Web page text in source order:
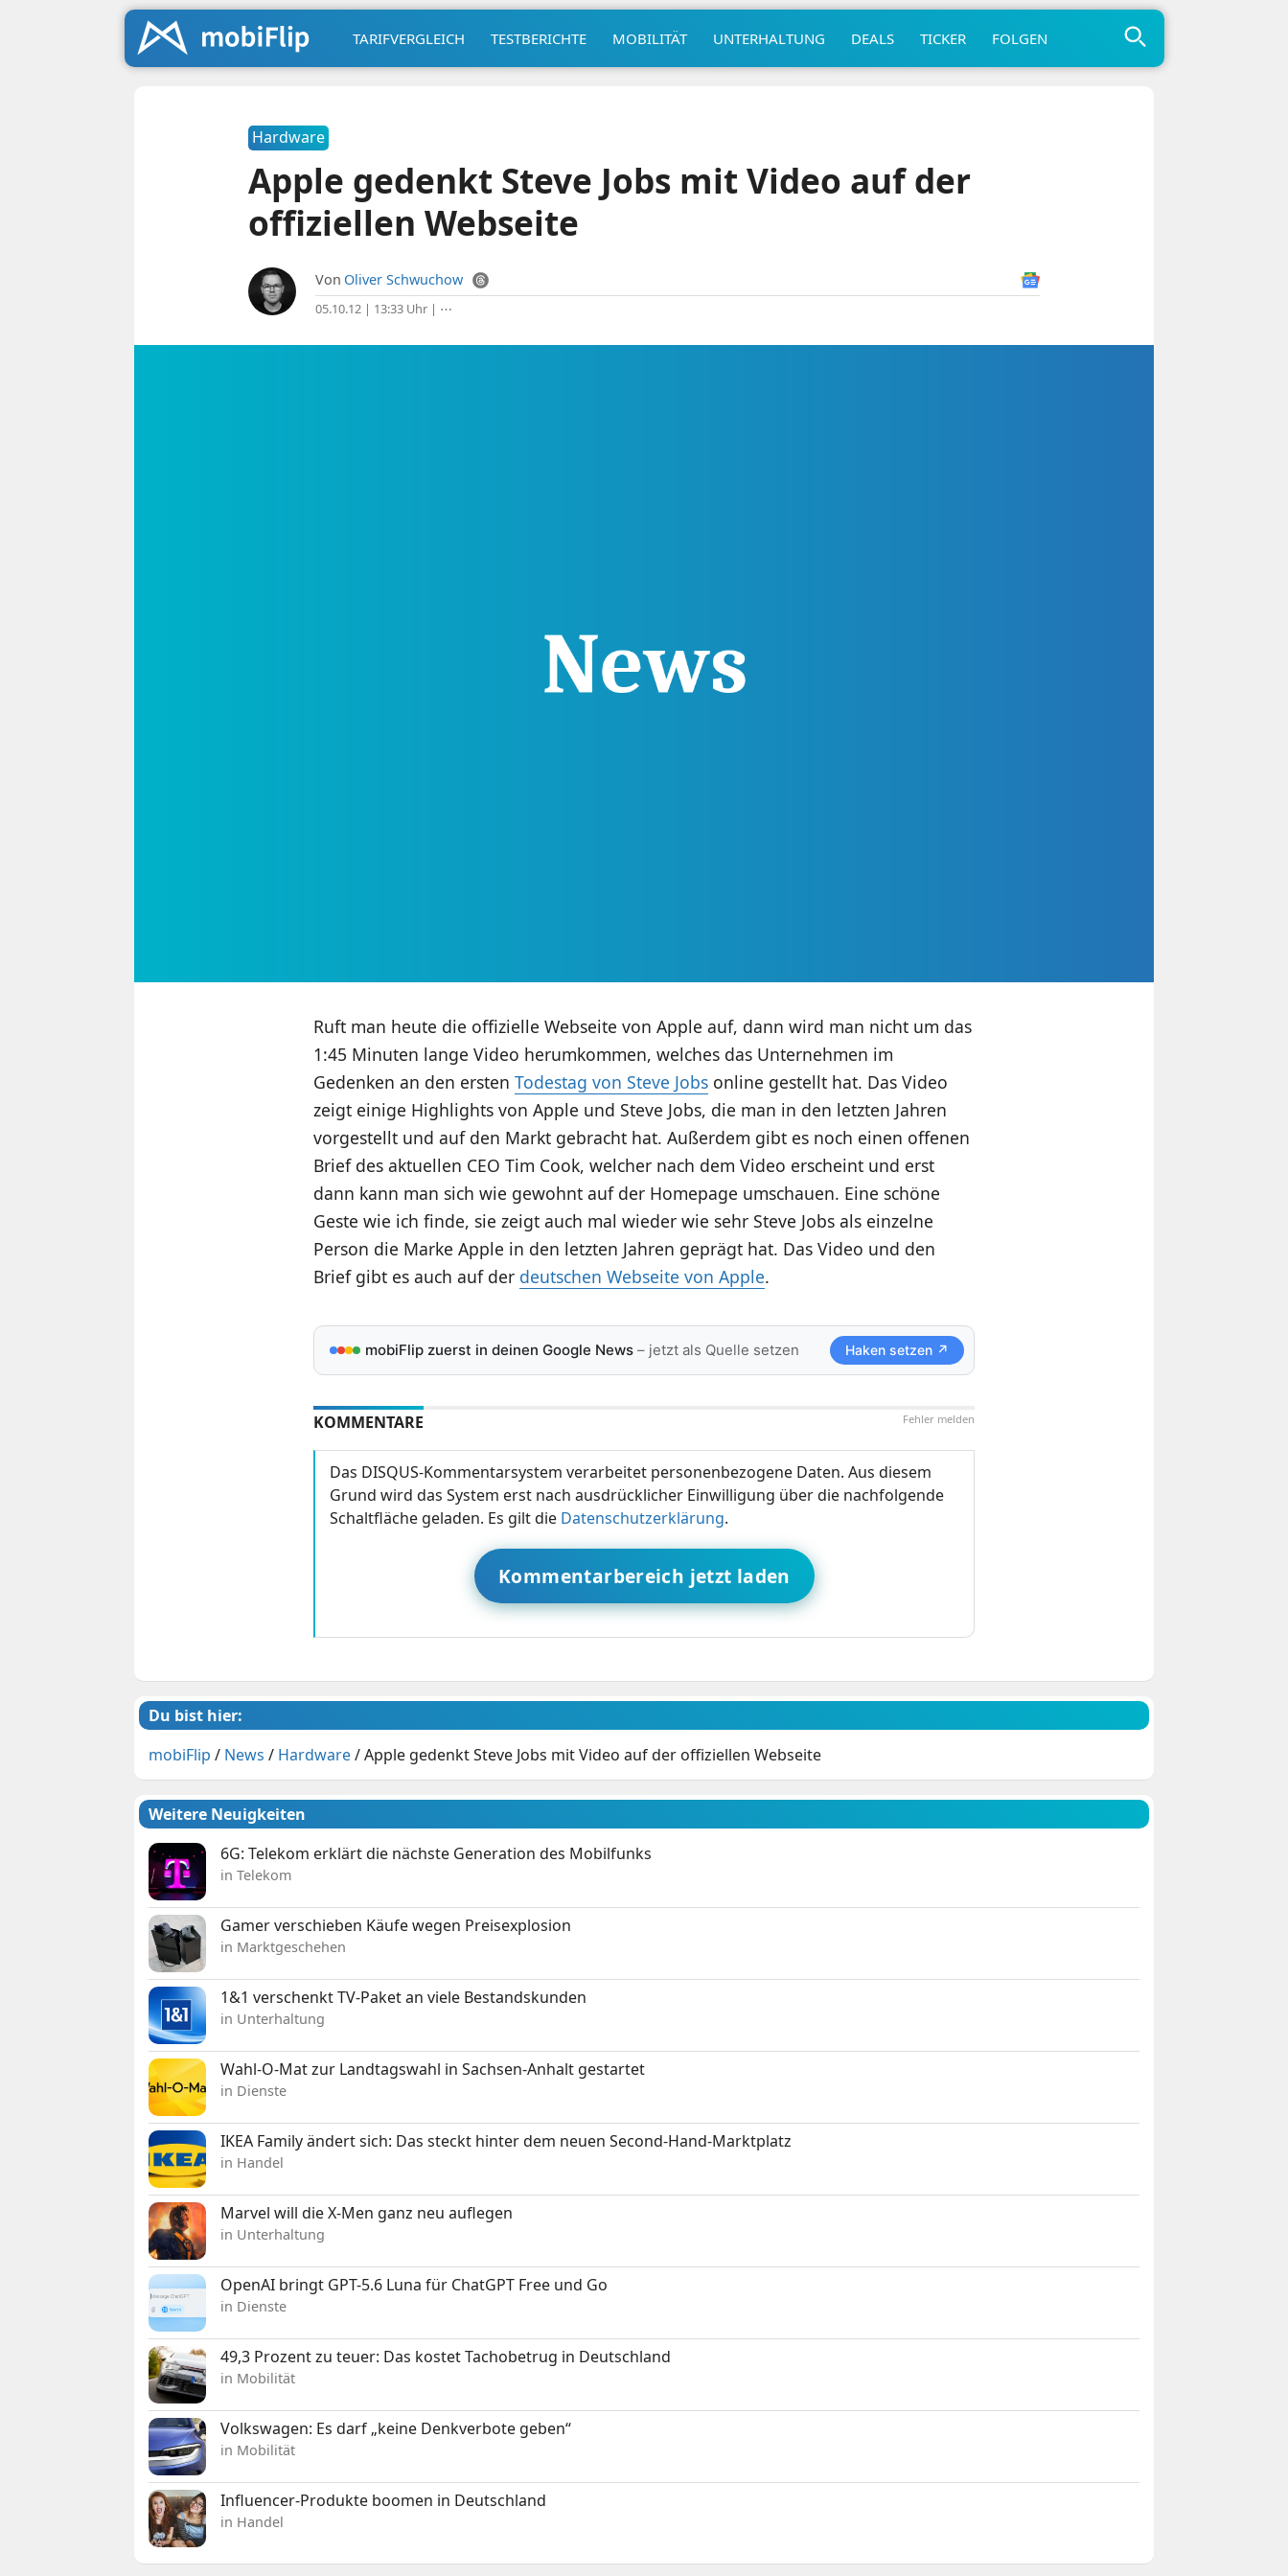
TARIFVERGLEICH TESTBERICHTE MOBILITÄT UNTERHALTUNG DEALS TICKER FOLGEN
Hardware
Apple gedenkt Steve Jobs mit Video auf der
offiziellen Webseite
Von Oliver Schwuchow
05.10.12 | 13:33 Uhr| ⋯
Ruft man heute die offizielle Webseite von Apple auf, dann wird man nicht um das
1:45 Minuten lange Video herumkommen, welches das Unternehmen im
Gedenken an den ersten Todestag von Steve Jobsonline gestellt hat. Das Video
zeigt einige Highlights von Apple und Steve Jobs, die man in den letzten Jahren
vorgestellt und auf den Markt gebracht hat. Außerdem gibt es noch einen offenen
Brief des aktuellen CEO Tim Cook, welcher nach dem Video erscheint und erst
dann kann man sich wie gewohnt auf der Homepage umschauen. Eine schöne
Geste wie ich finde, sie zeigt auch mal wieder wie sehr Steve Jobs als einzelne
Person die Marke Apple in den letzten Jahren geprägt hat. Das Video und den
Brief gibt es auch auf der deutschen Webseite von Apple.
mobiFlip zuerst in deinen Google News– jetzt als Quelle setzen Haken setzen ↗
Fehler melden
KOMMENTARE
Das DISQUS-Kommentarsystem verarbeitet personenbezogene Daten. Aus diesem
Grund wird das System erst nach ausdrücklicher Einwilligung über die nachfolgende
Schaltfläche geladen. Es gilt die Datenschutzerklärung.
Kommentarbereich jetzt laden
Du bist hier:
mobiFlip / News / Hardware/Apple gedenkt Steve Jobs mit Video auf der offiziellen Webseite
Weitere Neuigkeiten
6G: Telekom erklärt die nächste Generation des Mobilfunks
in Telekom
Gamer verschieben Käufe wegen Preisexplosion
in Marktgeschehen
1&1 verschenkt TV-Paket an viele Bestandskunden
in Unterhaltung
Wahl-O-Mat zur Landtagswahl in Sachsen-Anhalt gestartet
in Dienste
IKEA Family ändert sich: Das steckt hinter dem neuen Second-Hand-Marktplatz
in Handel
Marvel will die X-Men ganz neu auflegen
in Unterhaltung
OpenAI bringt GPT-5.6 Luna für ChatGPT Free und Go
in Dienste
49,3 Prozent zu teuer: Das kostet Tachobetrug in Deutschland
in Mobilität
Volkswagen: Es darf „keine Denkverbote geben“
in Mobilität
Influencer-Produkte boomen in Deutschland
in Handel